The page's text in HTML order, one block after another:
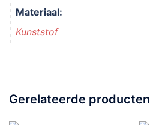
Materiaal:
Kunststof
Gerelateerde producten